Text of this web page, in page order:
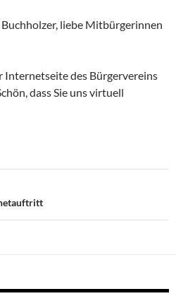
liebe Mitbürgerinnen
Internetseite des Bürgervereins
dass Sie uns virtuell